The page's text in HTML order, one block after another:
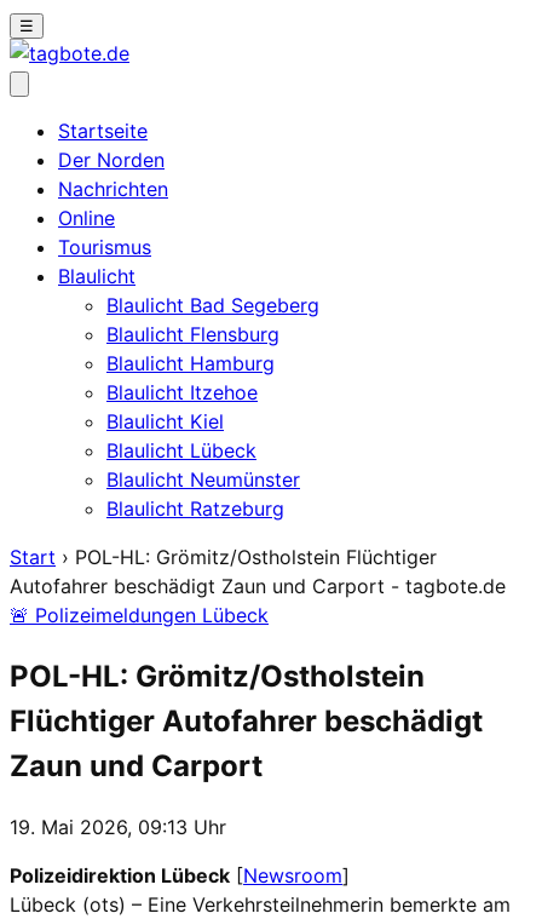
☰
Startseite
Der Norden
Nachrichten
Online
Tourismus
Blaulicht
Blaulicht Bad Segeberg
Blaulicht Flensburg
Blaulicht Hamburg
Blaulicht Itzehoe
Blaulicht Kiel
Blaulicht Lübeck
Blaulicht Neumünster
Blaulicht Ratzeburg
Start › POL-HL: Grömitz/Ostholstein Flüchtiger
Autofahrer beschädigt Zaun und Carport - tagbote.de
🚨 Polizeimeldungen Lübeck
POL-HL: Grömitz/Ostholstein
Flüchtiger Autofahrer beschädigt
Zaun und Carport
19. Mai 2026, 09:13 Uhr
Polizeidirektion Lübeck [Newsroom]
Lübeck (ots) – Eine Verkehrsteilnehmerin bemerkte am